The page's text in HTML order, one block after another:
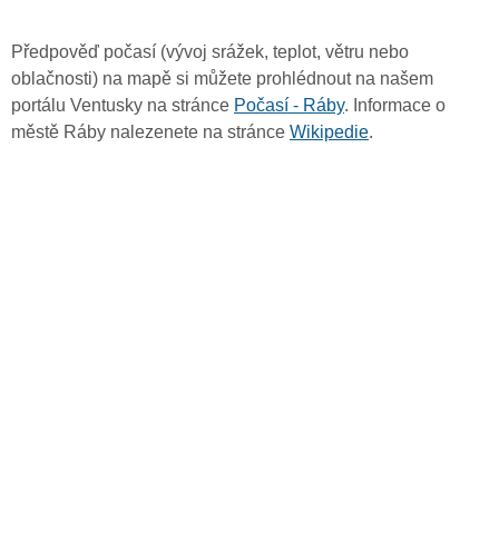
Předpověď počasí (vývoj srážek, teplot, větru nebo
oblačnosti) na mapě si můžete prohlédnout na našem
portálu Ventusky na stránce Počasí - Ráby. Informace o
městě Ráby nalezenete na stránce Wikipedie.